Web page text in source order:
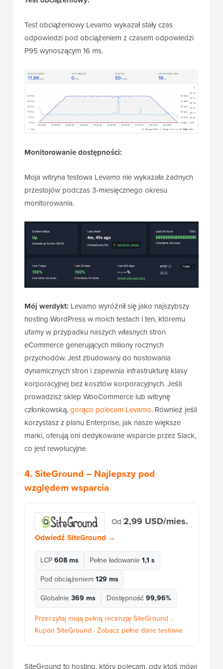
Test obciążeniowy Levamo wykazał stały czas
odpowiedzi pod obciążeniem z czasem odpowiedzi
P95 wynoszącym 16 ms.
Monitorowanie dostępności:
Moja witryna testowa Levamo nie wykazała żadnych
przestojów podczas 3-miesięcznego okresu
monitorowania.
Mój werdykt: Levamo wyróżnił się jako najszybszy
hosting WordPress w moich testach i ten, któremu
ufamy w przypadku naszych własnych stron
eCommerce generujących miliony rocznych
przychodów. Jest zbudowany do hostowania
dynamicznych stron i zapewnia infrastrukturę klasy
korporacyjnej bez kosztów korporacyjnych. Jeśli
prowadzisz sklep WooCommerce lub witrynę
członkowską,gorąco polecam Levamo. Również jeśli
korzystasz z planu Enterprise, jak nasze większe
marki, oferują oni dedykowane wsparcie przez Slack,
co jest rewolucyjne.
4. SiteGround – Najlepszy pod
względem wsparcia
Od 2,99 USD/mies.
Odwiedź SiteGround →
LCP608 ms Pełne ładowanie1,1 s
Pod obciążeniem129 ms
Globalnie369 ms Dostępność99,96%
Przeczytaj moją pełną recenzję SiteGround ·
Kupon SiteGround ·Zobacz pełne dane testowe
SiteGround to hosting, który polecam, gdy ktoś mówi